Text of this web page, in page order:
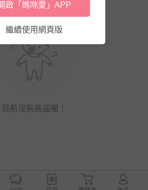
目前沒有商品喔！
啟「媽咪愛」APP
繼續使用網頁版